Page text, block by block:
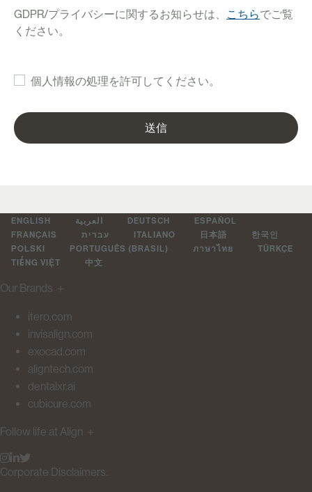
GDPR/プライバシーに関するお知らせは、 こちらでご覧
ください。
個人情報の処理を許可してください。
送信
ENGLISH العربية DEUTSCH
ESPAÑOL
FRANÇAIS
עברית ITALIANO 日本語
한국인
POLSKI
PORTUGUÊS (BRASIL) ภาษาไทย
TÜRKÇE
TIẾNG VIỆT
中文
Our Brands ＋
itero.com
invisalign.com
exocad.com
aligntech.com
dentalxr.ai
cubicure.com
Follow life at Align ＋
Corporate Disclaimers.